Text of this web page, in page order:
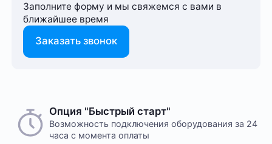
Заполните форму и мы свяжемся с вами в
ближайшее время
Заказать звонок
Опция "Быстрый старт"
Возможность подключения оборудования за 24
часа с момента оплаты